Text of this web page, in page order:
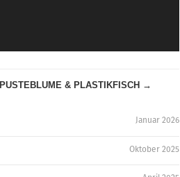
PUSTEBLUME & PLASTIKFISCH →
Januar 2026
Oktober 2025